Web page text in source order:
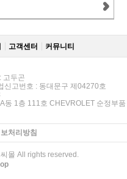
고객센터 커뮤니티
고두곤
신고번호 : 동대문구 제04270호
동 1층 111호 CHEVROLET 순정부품
처리방침
몰 All rights reserved.